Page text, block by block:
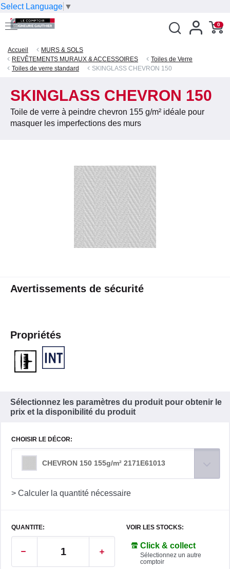
Select Language ▼
0
Accueil
MURS & SOLS
REVÊTEMENTS MURAUX & ACCESSOIRES
Toiles de Verre
Toiles de verre standard
SKINGLASS CHEVRON 150
SKINGLASS CHEVRON 150
Toile de verre à peindre chevron 155 g/m² idéale pour
masquer les imperfections des murs
Avertissements de sécurité
Propriétés
Sélectionnez les paramètres du produit pour obtenir le
prix et la disponibilité du produit
CHOISIR LE DÉCOR:
CHEVRON 150 155g/m² 2171E61013
> Calculer la quantité nécessaire
QUANTITE: VOIR LES STOCKS:
Click & collect
Sélectionnez un autre
comptoir